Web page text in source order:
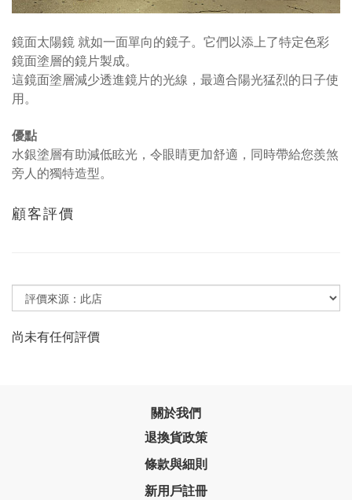
鏡面太陽鏡 就如一面單向的鏡子。它們以添上了特定色彩
鏡面塗層的鏡片製成。
這鏡面塗層減少透進鏡片的光線，最適合陽光猛烈的日子使
用。
優點
水銀塗層有助減低眩光，令眼睛更加舒適，同時帶給您羨煞
旁人的獨特造型。
顧客評價
尚未有任何評價
關於我們
退換貨政策
條款與細則
新用戶註冊